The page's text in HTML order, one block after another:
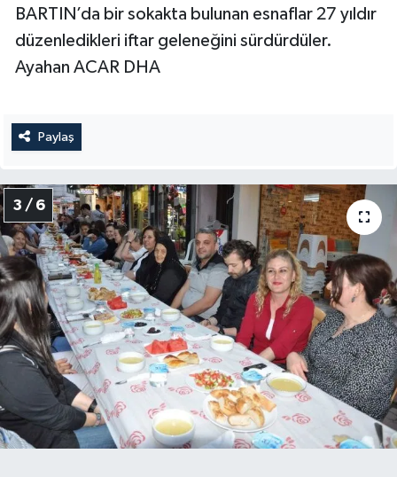
BARTIN’da bir sokakta bulunan esnaflar 27 yıldır
düzenledikleri iftar geleneğini sürdürdüler.
Ayahan ACAR DHA
Paylaş
3 / 6